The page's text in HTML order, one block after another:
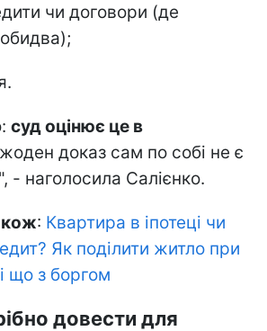
чи договори (де
суд оцінює це в
жоден доказ сам по собі не є
- наголосила Салієнко.
: Квартира в іпотеці чи
Як поділити житло при
що з боргом
довести для